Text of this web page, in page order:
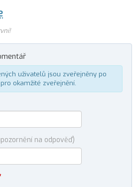
uživatelů jsou zveřejněny po
pro okamžité zveřejnění.
na odpověď)